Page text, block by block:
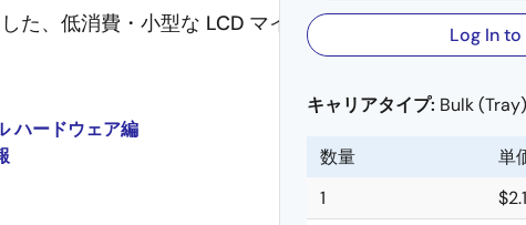
た、低消費・小型な LCD マイクロ
ハードウェア編
Log In
キャリアタイプ: Bulk (Tray)
数量
単
1